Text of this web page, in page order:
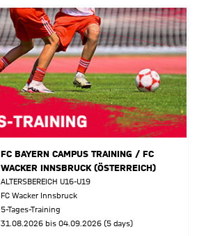
FC BAYERN CAMPUS TRAINING / FC
WACKER INNSBRUCK (ÖSTERREICH)
ALTERSBEREICH U16-U19
FC Wacker Innsbruck
5-Tages-Training
31.08.2026 bis 04.09.2026 (5 days)